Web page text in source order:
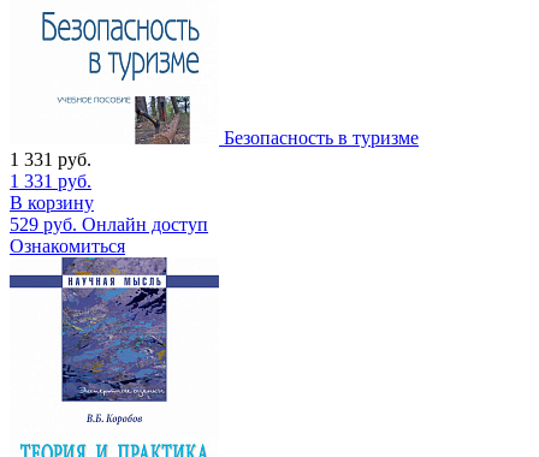
Безопасность в туризме
1 331 руб.
1 331 руб.
В корзину
529 руб. Онлайн доступ
Ознакомиться